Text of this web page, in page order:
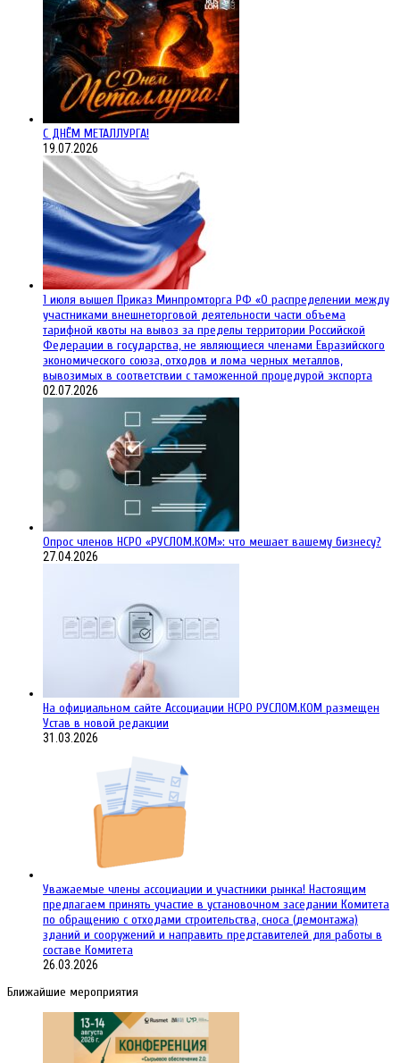
С ДНЁМ МЕТАЛЛУРГА!
19.07.2026
1 июля вышел Приказ Минпромторга РФ «О распределении между
участниками внешнеторговой деятельности части объема
тарифной квоты на вывоз за пределы территории Российской
Федерации в государства, не являющиеся членами Евразийского
экономического союза, отходов и лома черных металлов,
вывозимых в соответствии с таможенной процедурой экспорта
02.07.2026
Опрос членов НСРО «РУСЛОМ.КОМ»: что мешает вашему бизнесу?
27.04.2026
На официальном сайте Ассоциации НСРО РУСЛОМ.КОM размещен
Устав в новой редакции
31.03.2026
Уважаемые члены ассоциации и участники рынка! Настоящим
предлагаем принять участие в установочном заседании Комитета
по обращению с отходами строительства, сноса (демонтажа)
зданий и сооружений и направить представителей для работы в
составе Комитета
26.03.2026
Ближайшие мероприятия